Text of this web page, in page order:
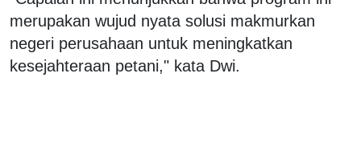
merupakan wujud nyata solusi makmurkan
negeri perusahaan untuk meningkatkan
kesejahteraan petani," kata Dwi.